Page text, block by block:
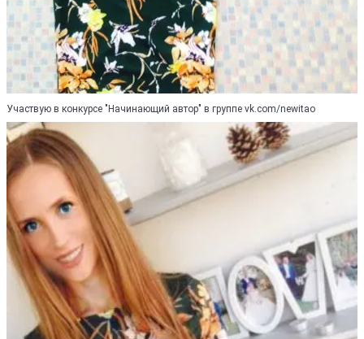
Участвую в конкурсе "Начинающий автор" в группе vk.com/newitao